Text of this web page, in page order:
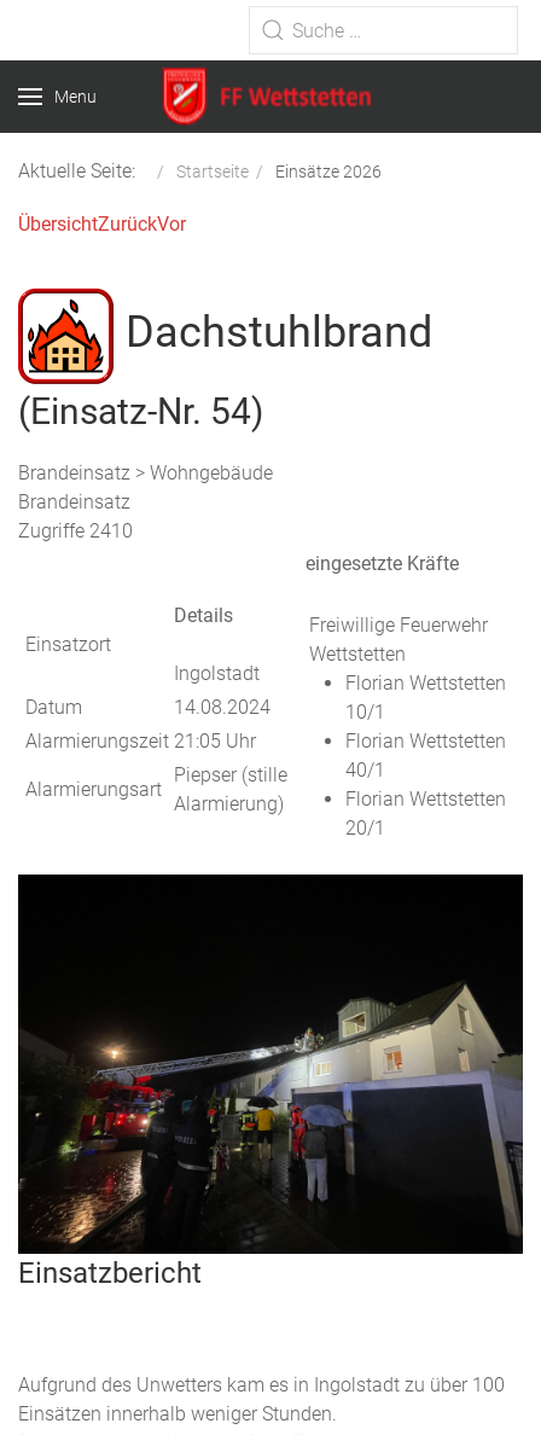
Type 2 or more characters for
results.
Menu
Aktuelle Seite: Startseite Einsätze 2026
ÜbersichtZurückVor
Dachstuhlbrand
(Einsatz-Nr. 54)
Brandeinsatz > Wohngebäude
Brandeinsatz
Zugriffe 2410
Einsatzort
Details
Ingolstadt
Datum
14.08.2024
Alarmierungszeit 21:05 Uhr
Alarmierungsart
Piepser (stille
Alarmierung)
eingesetzte Kräfte
Freiwillige Feuerwehr
Wettstetten
Florian Wettstetten
10/1
Florian Wettstetten
40/1
Florian Wettstetten
20/1
Einsatzbericht
Aufgrund des Unwetters kam es in Ingolstadt zu über 100
Einsätzen innerhalb weniger Stunden.